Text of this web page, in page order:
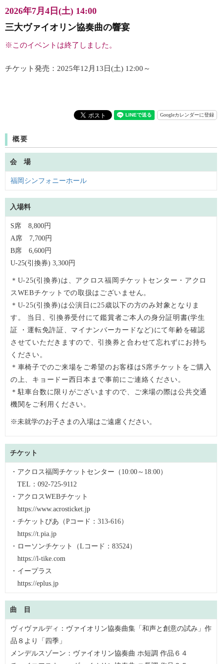
2026年7月4日(土) 14:00
三大ヴァイオリン協奏曲の響宴
※このイベントは終了しました。
チケット発売：2025年12月13日(土) 12:00～
Googleカレンダーに登録
概要
会 場
福岡シンフォニーホール
入場料
S席 8,800円
A席 7,700円
B席 6,600円
U-25(引換券) 3,300円
＊U-25(引換券)は、アクロス福岡チケットセンター・アクロ
スWEBチケットでの取扱はございません。
＊U-25(引換券)は公演日に25歳以下の方のみ対象となりま
す。 当日、引換券受付にて鑑賞者ご本人の身分証明書(学生
証 ・運転免許証、マイナンバーカードなど)にて年齢を確認
させていただきますので、引換券と合わせて忘れずにお持ち
ください。
＊車椅子でのご来場をご希望のお客様はS席チケットをご購入
の上、キョードー西日本まで事前にご連絡ください。
＊駐車台数に限りがございますので、ご来場の際は公共交通
機関をご利用ください。
※未就学のお子さまの入場はご遠慮ください。
チケット
・アクロス福岡チケットセンター（10:00～18:00）
TEL：092-725-9112
・アクロスWEBチケット
https://www.acrosticket.jp
・チケットぴあ（Pコード：313-616）
https://t.pia.jp
・ローソンチケット（Lコード：83524）
https://l-tike.com
・イープラス
https://eplus.jp
曲 目
ヴィヴァルディ：ヴァイオリン協奏曲集「和声と創意の試み」作
品８より「四季」
メンデルスゾーン：ヴァイオリン協奏曲 ホ短調 作品６４